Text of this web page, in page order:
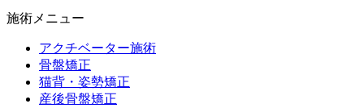
施術メニュー
アクチベーター施術
骨盤矯正
猫背・姿勢矯正
産後骨盤矯正